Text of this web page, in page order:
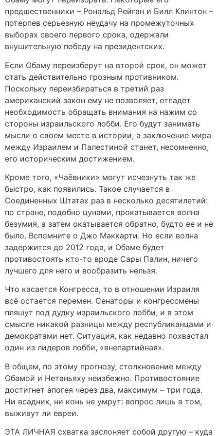
предшественники – Рональд Рейган и Билл Клинтон –
потерпев серьезную неудачу на промежуточных
выборах своего первого срока, одержали
внушительную победу на президентских.
Если Обаму переизберут на второй срок, он может
стать действительно грозным противником.
Поскольку переизбираться в третий раз
американский закон ему не позволяет, отпадет
необходимость обращать внимания на нажим со
стороны израильского лобби. Его будут занимать
мысли о своем месте в истории, а заключение мира
между Израилем и Палестиной станет, несомненно,
его историческим достижением.
Кроме того, «Чаёвники» могут исчезнуть так же
быстро, как появились. Такое случается в
Соединенных Штатах раз в несколько десятилетий:
по стране, подобно цунами, прокатывается волна
безумия, а затем окатывается обратно, будто ее и не
было. Вспомните о Джо Маккарти. Но если волна
задержится до 2012 года, и Обаме будет
противостоять кто-то вроде Сары Палин, ничего
лучшего для него и вообразить нельзя.
Что касается Конгресса, то в отношении Израиля
всё остается перемен. Сенаторы и конгрессмены
пляшут под дудку израильского лобби, и в этом
смысле никакой разницы между республиканцами и
демократами нет. Ситуация, как недавно похвастал
один из лидеров лобби, «внепартийная».
В общем, по этому прогнозу, столкновение между
Обамой и Нетаньяху неизбежно. Противостояние
достигнет апогея через два, максимум – три года.
Ни всадник, ни конь не умрут: вопрос лишь в том,
выживут ли евреи.
ЭТА ЛИЧНАЯ схватка заслоняет собой другую – куда